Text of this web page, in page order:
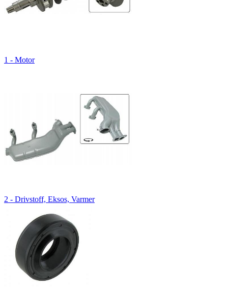
1 - Motor
2 - Drivstoff, Eksos, Varmer